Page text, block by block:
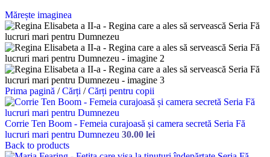
Mărește imaginea
Prima pagină / Cărți / Cărți pentru copii
Corrie Ten Boom - Femeia curajoasă și camera secretă Seria Fă
lucruri mari pentru Dumnezeu 30.00 lei
Back to products